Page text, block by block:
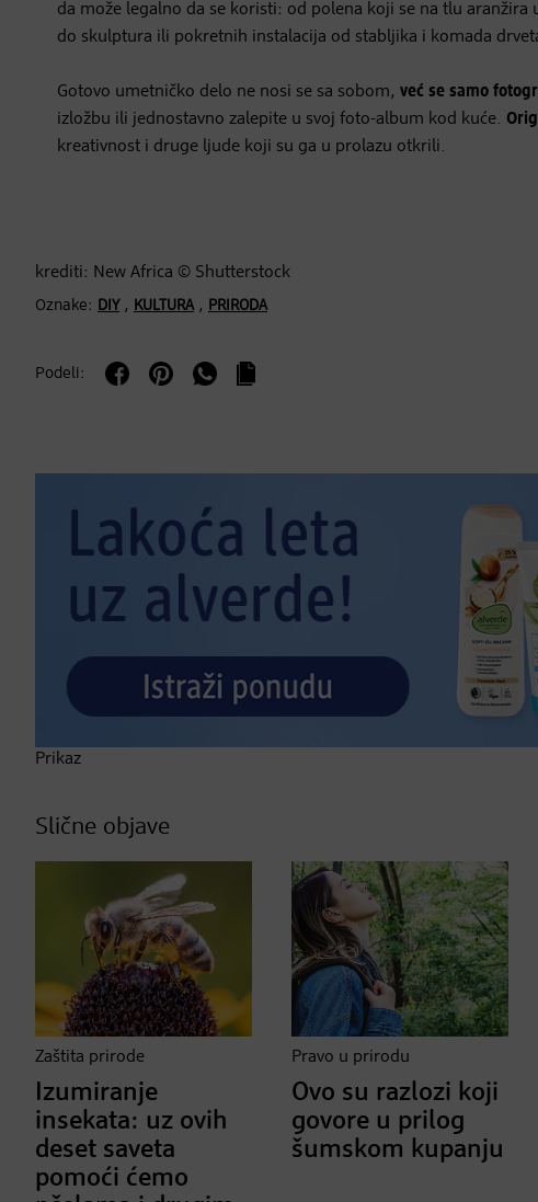
da može legalno da se koristi: od polena koji se na tlu
do skulptura ili pokretnih instalacija od stabljika i komada
Gotovo umetničko delo ne nosi se sa sobom, već se samo
izložbu ili jednostavno zalepite u svoj foto-album kod kuće.
kreativnost i druge ljude koji su ga u prolazu otkrili.
krediti: New Africa © Shutterstock
Oznake: DIY, KULTURA, PRIRODA
Podeli:
Prikaz
Slične objave
Zaštita prirode
Izumiranje
insekata: uz ovih
deset saveta
pomoći ćemo
Pravo u prirodu
Ovo su razlozi koji
govore u prilog
šumskom kupanju